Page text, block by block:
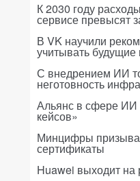
К 2030 году
сервисе превысят
В VK научили
учитывать будущие
С внедрением ИИ
неготовность
Альянс в сфере ИИ
кейсов»
Минцифры
сертификаты
Huawei выходит